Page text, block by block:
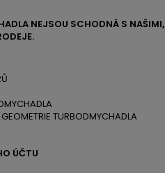
NEJSOU SCHODNÁ S NAŠIMI,
TURBODMYCHADLA
ÚČTU